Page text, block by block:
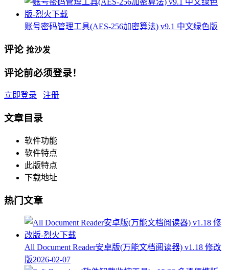
账号密码管理工具(AES-256加密算法) v9.1 中文绿色版
评论 抢沙发
评论前必须登录！
立即登录 注册
文章目录
软件功能
软件特点
此版特点
下载地址
热门文章
All Document Reader安卓版(万能文档阅读器) v1.18 修改
版2026-02-07